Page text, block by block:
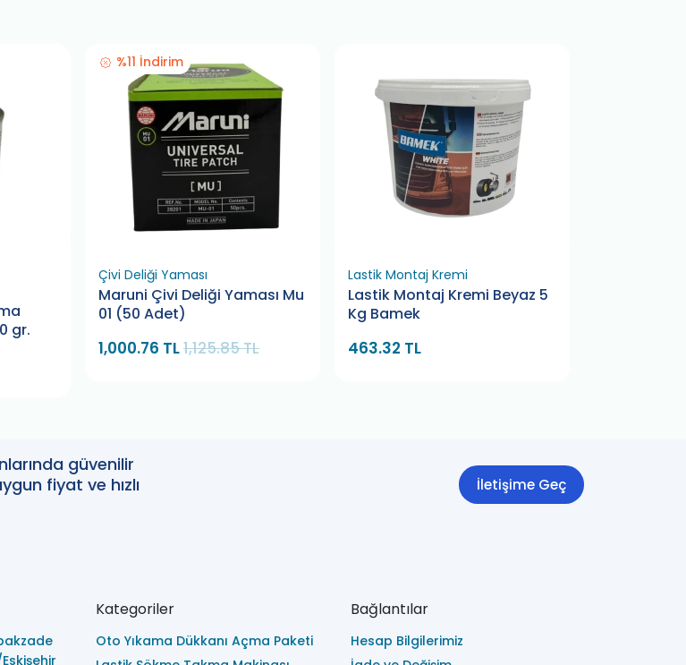
gr.
%11 İndirim
Çivi Deliği Yaması
Maruni Çivi Deliği Yaması Mu
01 (50 Adet)
1,000.76 TL1,125.85 TL
Lastik Montaj Kremi
Lastik Montaj Kremi Beyaz 5
Kg Bamek
463.32 TL
güvenilir
fiyat ve hızlı
İletişime Geç
Kategoriler
Oto Yıkama Dükkanı Açma Paketi
Bağlantılar
Hesap Bilgilerimiz